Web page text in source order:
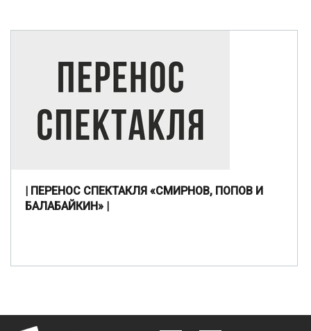
| ПЕРЕНОС СПЕКТАКЛЯ «СМИРНОВ, ПОПОВ И
БАЛАБАЙКИН» |